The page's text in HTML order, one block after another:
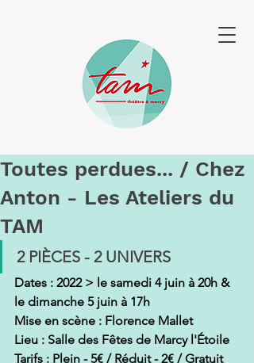
Toutes perdues... / Chez
Anton - Les Ateliers du
TAM
2 PIÈCES - 2 UNIVERS
Dates : 2022 > le samedi 4 juin à 20h &
le dimanche 5 juin à 17h
Mise en scène : Florence Mallet
Lieu : Salle des Fêtes de Marcy l'Étoile
Tarifs : Plein - 5€ / Réduit - 2€ / Gratuit